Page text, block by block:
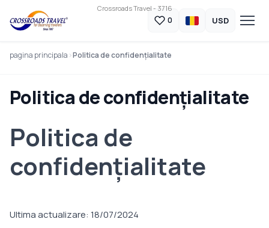
Crossroads Travel - 3716
0 USD
pagina principala Politica de confidențialitate
Politica de confidențialitate
Politica de
confidențialitate
Ultima actualizare: 18/07/2024